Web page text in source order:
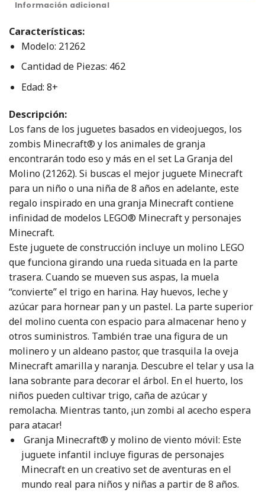
Información adicional
Características:
Modelo: 21262
Cantidad de Piezas: 462
Edad: 8+
Descripción:
Los fans de los juguetes basados en videojuegos, los
zombis Minecraft® y los animales de granja
encontrarán todo eso y más en el set La Granja del
Molino (21262). Si buscas el mejor juguete Minecraft
para un niño o una niña de 8 años en adelante, este
regalo inspirado en una granja Minecraft contiene
infinidad de modelos LEGO® Minecraft y personajes
Minecraft.
Este juguete de construcción incluye un molino LEGO
que funciona girando una rueda situada en la parte
trasera. Cuando se mueven sus aspas, la muela
“convierte” el trigo en harina. Hay huevos, leche y
azúcar para hornear pan y un pastel. La parte superior
del molino cuenta con espacio para almacenar heno y
otros suministros. También trae una figura de un
molinero y un aldeano pastor, que trasquila la oveja
Minecraft amarilla y naranja. Descubre el telar y usa la
lana sobrante para decorar el árbol. En el huerto, los
niños pueden cultivar trigo, caña de azúcar y
remolacha. Mientras tanto, ¡un zombi al acecho espera
para atacar!
Granja Minecraft® y molino de viento móvil: Este
juguete infantil incluye figuras de personajes
Minecraft en un creativo set de aventuras en el
mundo real para niños y niñas a partir de 8 años.